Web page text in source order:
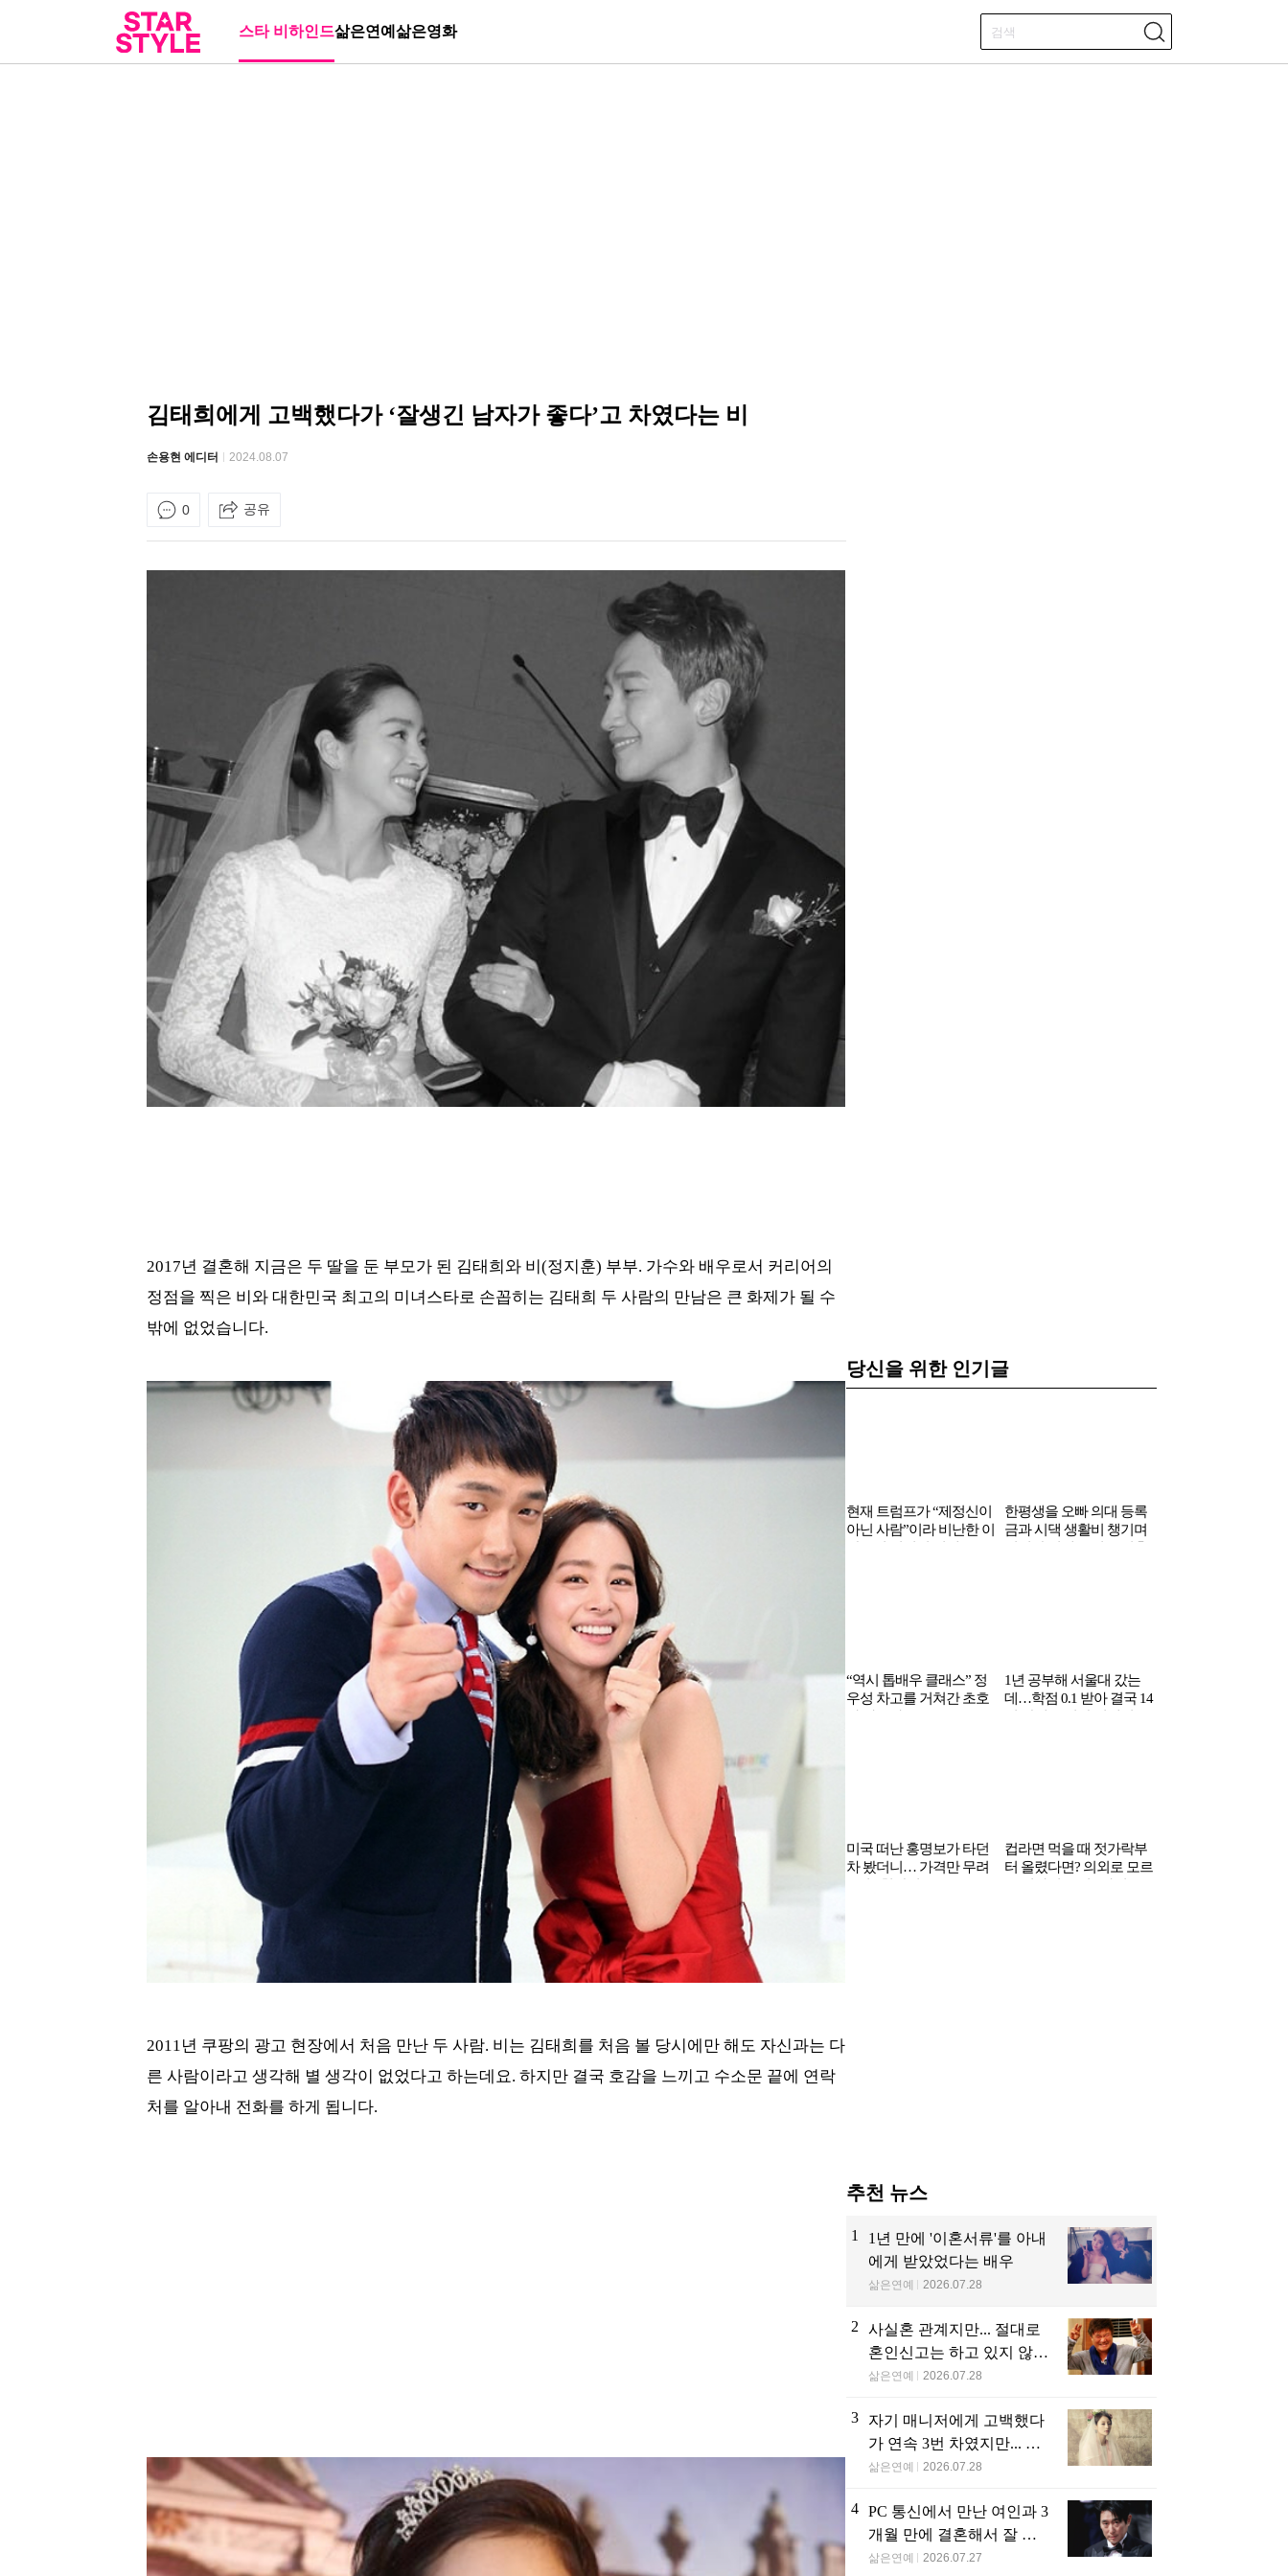
스타 비하인드삶은연예 삶은영화
김태희에게 고백했다가 ‘잘생긴 남자가 좋다’고 차였다는 비
손용현 에디터 2024.08.07
0 공유
2017년 결혼해 지금은 두 딸을 둔 부모가 된 김태희와 비(정지훈) 부부. 가수와 배우로서 커리어의
정점을 찍은 비와 대한민국 최고의 미녀스타로 손꼽히는 김태희 두 사람의 만남은 큰 화제가 될 수
밖에 없었습니다.
2011년 쿠팡의 광고 현장에서 처음 만난 두 사람. 비는 김태희를 처음 볼 당시에만 해도 자신과는 다
른 사람이라고 생각해 별 생각이 없었다고 하는데요. 하지만 결국 호감을 느끼고 수소문 끝에 연락
처를 알아내 전화를 하게 됩니다.
당신을 위한 인기글
현재 트럼프가 “제정신이
아닌 사람”이라 비난한 이
한평생을 오빠 의대 등록
금과 시댁 생활비 챙기며
“역시 톱배우 클래스” 정
우성 차고를 거쳐간 초호
1년 공부해 서울대 갔는
데…학점 0.1 받아 결국 14
미국 떠난 홍명보가 타던
차 봤더니… 가격만 무려
컵라면 먹을 때 젓가락부
터 올렸다면? 의외로 모르
추천 뉴스
1
1년 만에 '이혼서류'를 아내
에게 받았었다는 배우
삶은연예 2026.07.28
2
사실혼 관계지만... 절대로
혼인신고는 하고 있지 않다
는 배우
삶은연예 2026.07.28
3
자기 매니저에게 고백했다
가 연속 3번 차였지만... 결
국 결혼에 성공한 배우
삶은연예 2026.07.28
4
PC 통신에서 만난 여인과 3
개월 만에 결혼해서 잘 살
고 있는 배우
삶은연예 2026.07.27